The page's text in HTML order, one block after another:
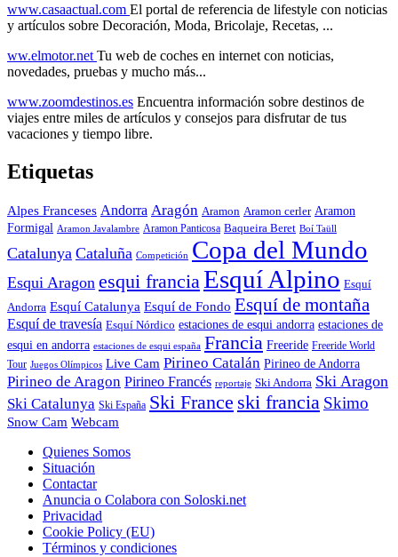
www.casaactual.com El portal de referencia de lifestyle con noticias
y artículos sobre Decoración, Moda, Bricolaje, Recetas, ...
ww.elmotor.net Tu web de coches en internet con noticias,
novedades, pruebas y mucho más...
www.zoomdestinos.es Encuentra información sobre destinos de
viajes entre miles de artículos y consejos para disfrutar de tus
vacaciones y tiempo libre.
Etiquetas
Alpes Franceses Andorra Aragón Aramon Aramon cerler Aramon
Formigal Aramon Javalambre Aramon Panticosa Baqueira Beret Boí Taüll
Catalunya Cataluña Competición Copa del Mundo
Esqui Aragon esqui francia Esquí Alpino Esquí
Andorra Esquí Catalunya Esquí de Fondo Esquí de montaña
Esquí de travesía Esquí Nórdico estaciones de esqui andorra estaciones de
esqui en andorra estaciones de esqui españa Francia Freeride Freeride World
Tour Juegos Olímpicos Live Cam Pirineo Catalán Pirineo de Andorra
Pirineo de Aragon Pirineo Francés reportaje Ski Andorra Ski Aragon
Ski Catalunya Ski España Ski France ski francia Skimo
Snow Cam Webcam
Quienes Somos
Situación
Contactar
Anuncia o Colabora con Soloski.net
Privacidad
Cookie Policy (EU)
Términos y condiciones